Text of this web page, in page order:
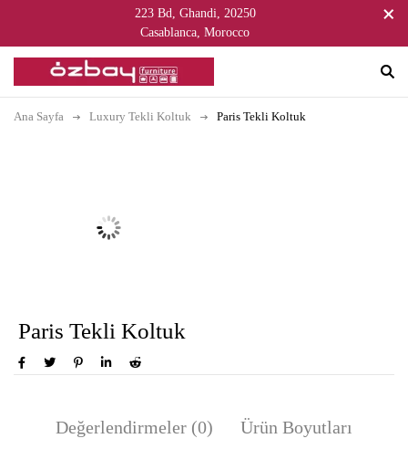
223 Bd, Ghandi, 20250
Casablanca, Morocco
Ana Sayfa Luxury Tekli Koltuk Paris Tekli Koltuk
Paris Tekli Koltuk
Değerlendirmeler (0)
Ürün Boyutları